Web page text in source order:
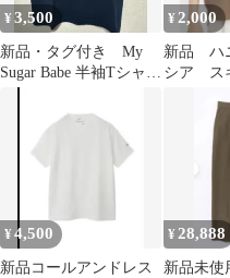
¥3,500
新品・タグ付き My
Sugar Babe 半袖Tシャ
¥2,000
新品 ハ
シア ス
¥4,500
新品コールアンドレス
¥ 28,888
新品未使